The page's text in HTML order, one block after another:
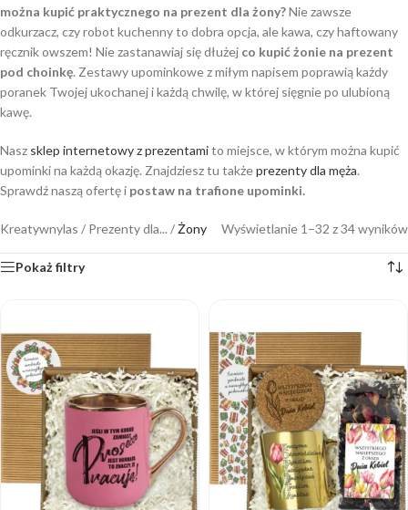
można kupić praktycznego na prezent dla żony?Nie zawsze
odkurzacz, czy robot kuchenny to dobra opcja, ale kawa, czy haftowany
ręcznik owszem! Nie zastanawiaj się dłużej co kupić żonie na prezent
pod choinkę. Zestawy upominkowe z miłym napisem poprawią każdy
poranek Twojej ukochanej i każdą chwilę, w której sięgnie po ulubioną
kawę.
Nasz sklep internetowy z prezentamito miejsce, w którym można kupić
upominki na każdą okazję. Znajdziesz tu takżeprezenty dla męża.
Sprawdź naszą ofertę i postaw na trafione upominki.
Kreatywnylas / Prezenty dla... /Żony Wyświetlanie 1–32 z 34 wyników
Pokaż filtry